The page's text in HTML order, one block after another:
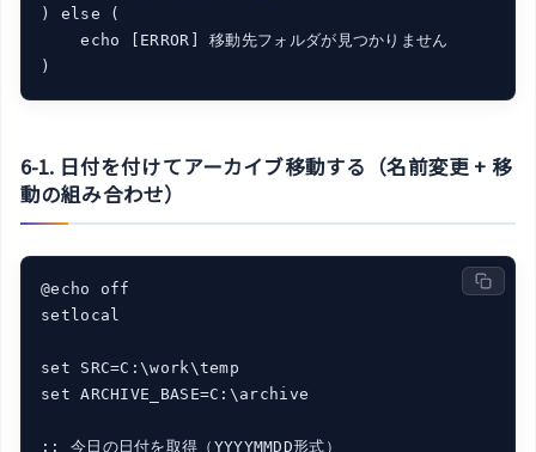
) else (
    echo [ERROR] 移動先フォルダが見つかりません
6-1. 日付を付けてアーカイブ移動する（名前変更 + 移
動の組み合わせ）
@echo off
setlocal
set SRC=C:\work\temp
set ARCHIVE_BASE=C:\archive